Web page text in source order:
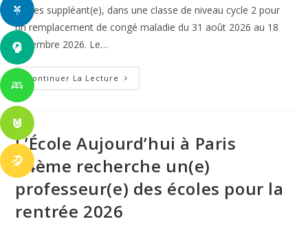
écoles suppléant(e), dans une classe de niveau cycle 2 pour
un remplacement de congé maladie du 31 août 2026 au 18
décembre 2026. Le…
Continuer La Lecture L’École
Aujourd’hui
Professeur(e)
Des
Suppléant(e)
L’École Aujourd’hui à Paris
14ème recherche un(e)
professeur(e) des écoles pour la
rentrée 2026